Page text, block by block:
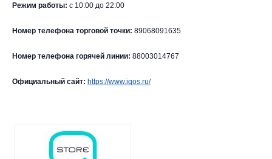
Режим работы: с 10:00 до 22:00
Номер телефона торговой точки: 89068091635
Номер телефона горячей линии: 88003014767
Официальный сайт: https://www.iqos.ru/